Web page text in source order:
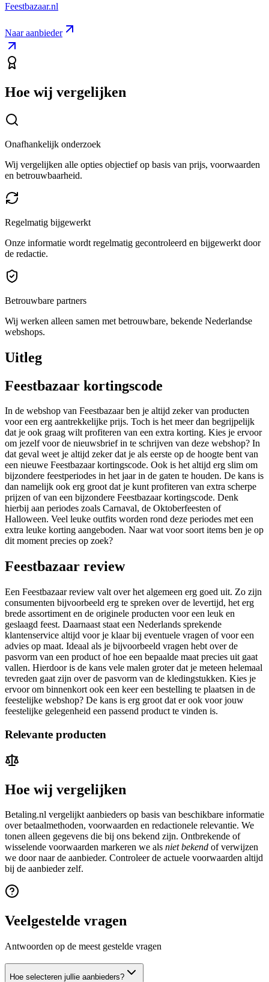
Feestbazaar.nl
Naar aanbieder
Hoe wij vergelijken
Onafhankelijk onderzoek
Wij vergelijken alle opties objectief op basis van prijs, voorwaarden
en betrouwbaarheid.
Regelmatig bijgewerkt
Onze informatie wordt regelmatig gecontroleerd en bijgewerkt door
de redactie.
Betrouwbare partners
Wij werken alleen samen met betrouwbare, bekende Nederlandse
webshops.
Uitleg
Feestbazaar kortingscode
In de webshop van Feestbazaar ben je altijd zeker van producten
voor een erg aantrekkelijke prijs. Toch is het meer dan begrijpelijk
dat je ook graag wilt profiteren van een extra korting. Kies je ervoor
om jezelf voor de nieuwsbrief in te schrijven van deze webshop? In
dat geval weet je altijd zeker dat je als eerste op de hoogte bent van
een nieuwe Feestbazaar kortingscode. Ook is het altijd erg slim om
bijzondere feestperiodes in het jaar in de gaten te houden. De kans is
dan namelijk ook erg groot dat je kunt profiteren van extra scherpe
prijzen of van een bijzondere Feestbazaar kortingscode. Denk
hierbij aan periodes zoals Carnaval, de Oktoberfeesten of
Halloween. Veel leuke outfits worden rond deze periodes met een
extra leuke korting aangeboden. Naar wat voor soort items ben je op
dit moment precies op zoek?
Feestbazaar review
Een Feestbazaar review valt over het algemeen erg goed uit. Zo zijn
consumenten bijvoorbeeld erg te spreken over de levertijd, het erg
brede assortiment en de originele producten voor een leuk en
geslaagd feest. Daarnaast staat een Nederlands sprekende
klantenservice altijd voor je klaar bij eventuele vragen of voor een
advies op maat. Ideaal als je bijvoorbeeld vragen hebt over de
pasvorm van een product of hoe een bepaalde maat precies uit gaat
vallen. Hierdoor is de kans vele malen groter dat je meteen helemaal
tevreden gaat zijn over de pasvorm van de kledingstukken. Kies je
ervoor om binnenkort ook een keer een bestelling te plaatsen in de
feestelijke webshop? De kans is erg groot dat er ook voor jouw
feestelijke gelegenheid een passend product te vinden is.
Relevante producten
Hoe wij vergelijken
Betaling.nl vergelijkt aanbieders op basis van beschikbare informatie
over betaalmethoden, voorwaarden en redactionele relevantie. We
tonen alleen gegevens die bij ons bekend zijn. Ontbrekende of
wisselende voorwaarden markeren we als niet bekend of verwijzen
we door naar de aanbieder. Controleer de actuele voorwaarden altijd
bij de aanbieder zelf.
Veelgestelde vragen
Antwoorden op de meest gestelde vragen
Hoe selecteren jullie aanbieders?